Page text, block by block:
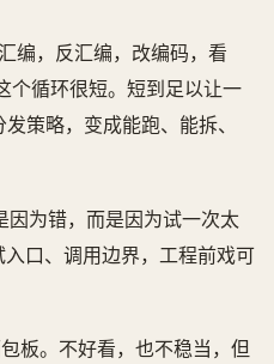
编，反汇编，改编码，看
循环很短。短到足以让一
策略，变成能跑、能拆、
为错，而是因为试一次太
口、调用边界，工程前戏可
板。不好看，也不稳当，但